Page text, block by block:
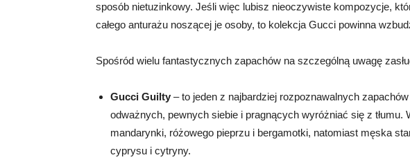
sposób nietuzinkowy. Jeśli więc lubisz nieoczywiste kompozycje,
całego anturażu noszącej je osoby, to kolekcja Gucci powinna
Spośród wielu fantastycznych zapachów na szczególną uwagę
Gucci Guilty – to jeden z najbardziej rozpoznawalnych
odważnych, pewnych siebie i pragnących wyróżniać się z tłumu.
mandarynki, różowego pieprzu i bergamotki, natomiast męska
cyprysu i cytryny.